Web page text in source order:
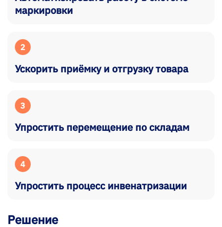
маркировки
2
Ускорить приёмку и отгрузку товара
3
Упростить перемещение по складам
4
Упростить процесс инвенатризации
Решение